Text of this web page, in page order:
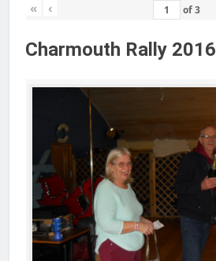
« ‹ of3
Charmouth Rally 2016